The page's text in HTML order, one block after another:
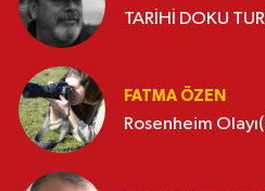
TARİHİ DOKU
FATMA ÖZEN
Rosenheim